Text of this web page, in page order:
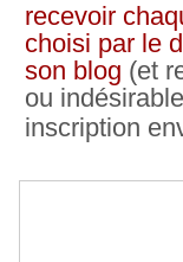
recevoir
choisi par le
son blog (et
ou
inscription